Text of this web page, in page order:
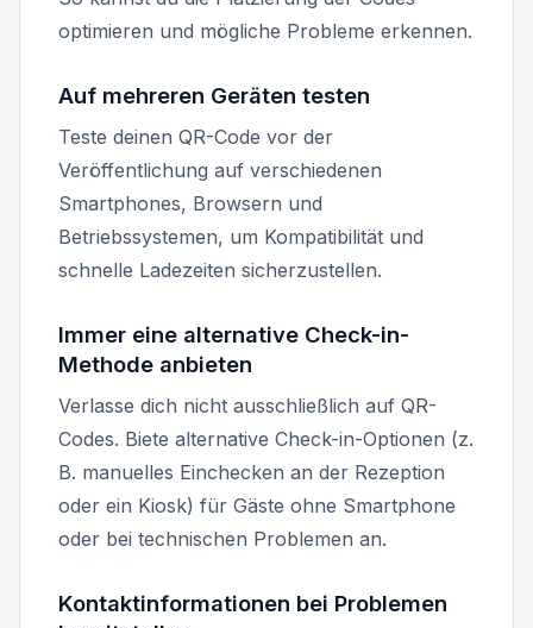
optimieren und mögliche Probleme erkennen.
Auf mehreren Geräten testen
Teste deinen QR-Code vor der
Veröffentlichung auf verschiedenen
Smartphones, Browsern und
Betriebssystemen, um Kompatibilität und
schnelle Ladezeiten sicherzustellen.
Immer eine alternative Check-in-
Methode anbieten
Verlasse dich nicht ausschließlich auf QR-
Codes. Biete alternative Check-in-Optionen (z.
B. manuelles Einchecken an der Rezeption
oder ein Kiosk) für Gäste ohne Smartphone
oder bei technischen Problemen an.
Kontaktinformationen bei Problemen